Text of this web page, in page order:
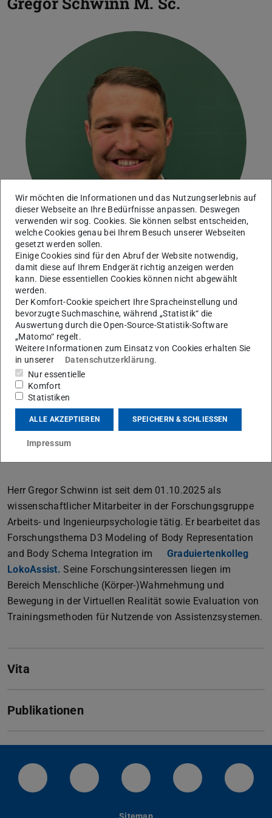
Arbeits- und Ingenieurpsychologie
Arbeitsgebiet(e)
Arbeits- und Ingenieurpsychologie
Kontakt
gregor.schwinn@tu-...
+49 6151 16-24082
S1|15 13
Alexanderstraße 10
64283Darmstadt
Herr Gregor Schwinn ist seit dem 01.10.2025 als
wissenschaftlicher Mitarbeiter in der Forschungsgruppe
Arbeits- und Ingenieurpsychologie tätig. Er bearbeitet das
Forschungsthema D3 Modeling of Body Representation
and Body Schema Integration im
Graduiertenkolleg
LokoAssist. Seine Forschungsinteressen liegen im
Bereich Menschliche (Körper-)Wahrnehmung und
Bewegung in der Virtuellen Realität sowie Evaluation von
Trainingsmethoden für Nutzende von Assistenzsystemen.
Vita
Publikationen
LinkedIn-Seite der TU Darmstadt
Instagram-Kanal der TU
Bluesky-Kanal der TU
Facebook-
Wir möchten die Informationen und das Nutzungserlebnis auf
dieser Webseite an Ihre Bedürfnisse anpassen. Deswegen
verwenden wir sog. Cookies. Sie können selbst entscheiden,
welche Cookies genau bei Ihrem Besuch unserer Webseiten
gesetzt werden sollen.
Einige Cookies sind für den Abruf der Website notwendig,
damit diese auf Ihrem Endgerät richtig anzeigen werden
kann. Diese essentiellen Cookies können nicht abgewählt
werden.
Der Komfort-Cookie speichert Ihre Spracheinstellung und
bevorzugte Suchmaschine, während „Statistik“ die
Auswertung durch die Open-Source-Statistik-Software
„Matomo“ regelt.
Weitere Informationen zum Einsatz von Cookies erhalten Sie
in unserer
Datenschutzerklärung.
Nur essentielle
Komfort
Statistiken
ALLE AKZEPTIEREN SPEICHERN & SCHLIESSEN
Impressum